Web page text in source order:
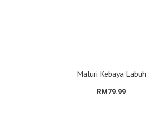
Maluri Kebaya Labuh
RM79.99